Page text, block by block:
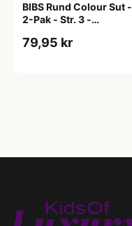
BIBS Rund Colour Sut -
2-Pak - Str. 3 -
Oak/Ivory
79,95 kr